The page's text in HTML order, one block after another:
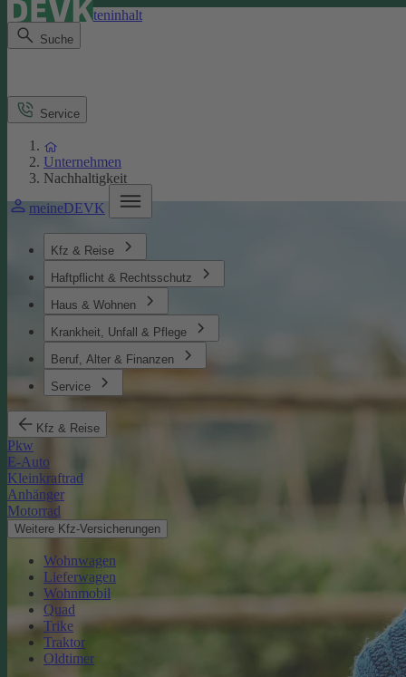
Direkt zum Seiteninhalt
Suche
meineDEVK
Kfz & Reise
Haftpflicht & Rechtsschutz
Haus & Wohnen
Krankheit, Unfall & Pflege
Beruf, Alter & Finanzen
Service
Kfz & Reise
Pkw
E-Auto
Kleinkraftrad
Anhänger
Motorrad
Weitere Kfz-Versicherungen
Wohnwagen
Lieferwagen
Wohnmobil
Quad
Trike
Traktor
Oldtimer
Service
Unternehmen
Nachhaltigkeit